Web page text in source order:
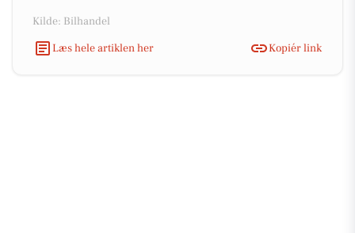
Kilde: Bilhandel
Læs hele artiklen her
Kopiér link